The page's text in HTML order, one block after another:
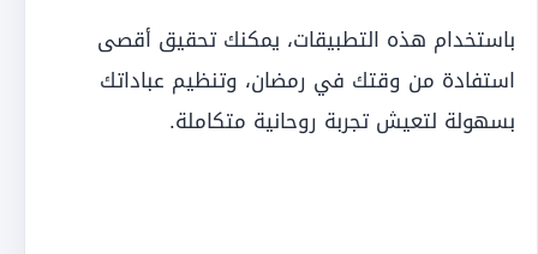
باستخدام هذه التطبيقات، يمكنك تحقيق أقصى
استفادة من وقتك في رمضان، وتنظيم عباداتك
بسهولة لتعيش تجربة روحانية متكاملة.